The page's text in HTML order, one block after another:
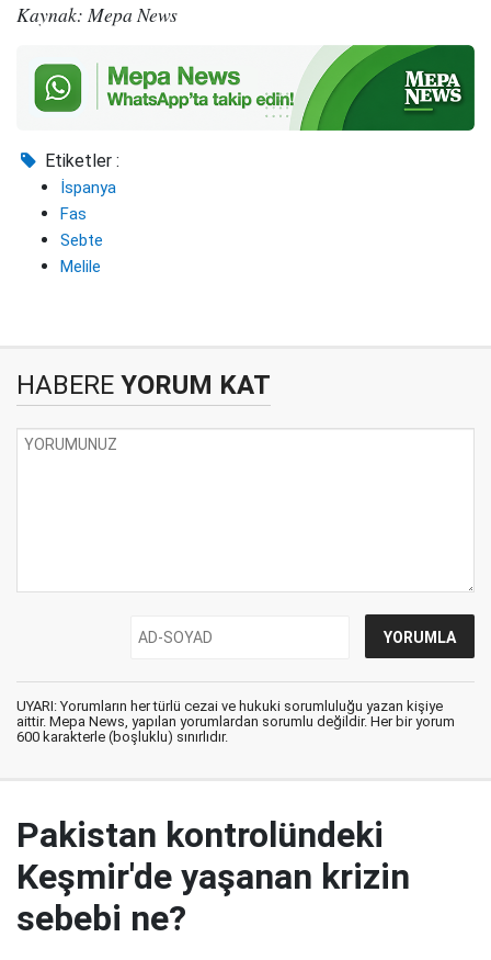
Kaynak: Mepa News
Etiketler :
İspanya
Fas
Sebte
Melile
HABERE YORUM KAT
UYARI: Yorumların her türlü cezai ve hukuki sorumluluğu yazan kişiye
aittir. Mepa News, yapılan yorumlardan sorumlu değildir. Her bir yorum
600 karakterle (boşluklu) sınırlıdır.
Pakistan kontrolündeki
Keşmir'de yaşanan krizin
sebebi ne?